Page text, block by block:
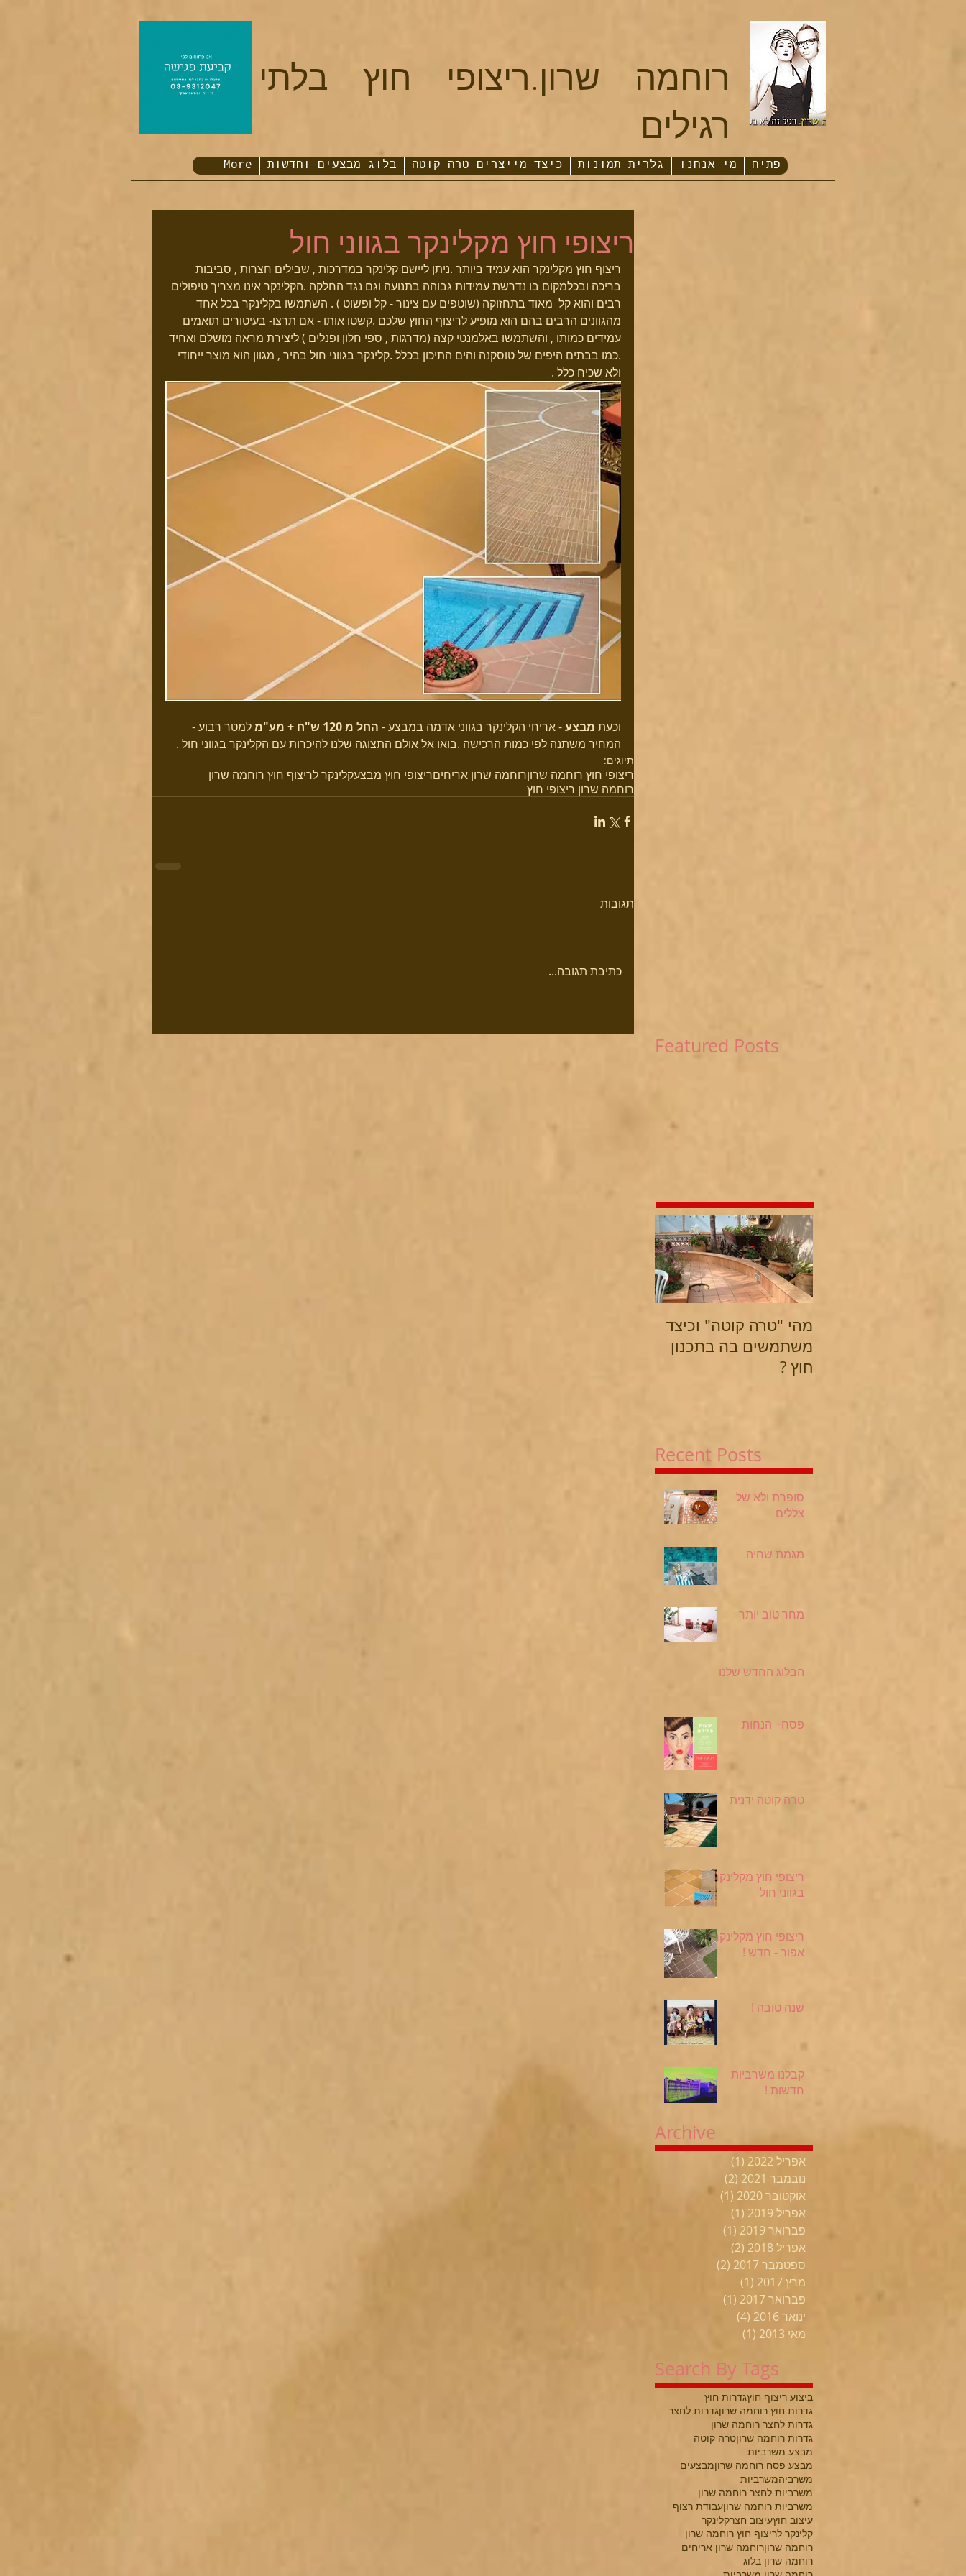
​רוחמה שרון.ריצופי חוץ בלתי
רגילים
פתיח מי אנחנו גלרית תמונות כיצד מייצרים טרה קוטה בלוג מבצעים וחדשות More
ריצופי חוץ מקלינקר בגווני חול
ריצוף חוץ מקלינקר הוא עמיד ביותר .ניתן ליישם קלינקר במדרכות , שבילים חצרות , סביבות
בריכה ובכלמקום בו נדרשת עמידות גבוהה בתנועה וגם נגד החלקה .הקלינקר אינו מצריך טיפולים
רבים והוא קל  מאוד בתחזוקה (שוטפים עם צינור - קל ופשוט ) . השתמשו בקלינקר בכל אחד
מהגוונים הרבים בהם הוא מופיע לריצוף החוץ שלכם .קשטו אותו - אם תרצו- בעיטורים תואמים
עמידים כמותו , והשתמשו באלמנטי קצה (מדרגות , ספי חלון ופנלים ) ליצירת מראה מושלם ואחיד
.כמו בבתים היפים של טוסקנה והים התיכון בכלל .קלינקר בגווני חול בהיר , מגוון הוא מוצר ייחודי
ולא שכיח כלל .
וכעת מבצע - אריחי הקלינקר בגווני אדמה במבצע - החל מ 120 ש"ח + מע"מ
למטר רבוע -
המחיר משתנה לפי כמות הרכישה .בואו אל אולם התצוגה שלנו להיכרות עם הקלינקר בגווני חול .
תיוגים:
ריצופי חוץ רוחמה שרוןרוחמה שרון אריחיםריצופי חוץ מבצעקלינקר לריצוף חוץ רוחמה שרון
רוחמה שרון ריצופי חוץ
תגובות
כתיבת תגובה...
Featured Posts
מהי "טרה קוטה" וכיצד
משתמשים בה בתכנון
חוץ ?
Recent Posts
סופרת ולא של
צללים
מגמת שחיה
מחר טוב יותר
הבלוג החדש שלנו
פסח+ הנחות
טרה קוטה ידנית
ריצופי חוץ מקלינקר
בגווני חול
ריצופי חוץ מקלינקר
אפור - חדש !
שנה טובה !
קבלנו משרביות
חדשות !
Archive
אפריל 2022 (1)
נובמבר 2021
(2)
אוקטובר 2020
(1)
פוסט 1
אפריל 2019
(1)
פברואר 2019
(1)
אפריל 2018
(2)
ספטמבר 2017
(2)
מרץ 2017
(1)
פברואר 2017
(1)
ינואר 2016
(4)
מאי 2013
(1)
Search By Tags
ביצוע ריצוף חוץגדרות חוץ
גדרות חוץ רוחמה שרוןגדרות לחצר
גדרות לחצר רוחמה שרון
גדרות רוחמה שרוןטרה קוטה
מבצע משרביות
מבצע פסח רוחמה שרוןמבצעים
משרביהמשרביות
משרביות לחצר רוחמה שרון
משרביות רוחמה שרוןעבודת רצוף
עיצוב חוץעיצוב חצרקלינקר
קלינקר לריצוף חוץ רוחמה שרון
רוחמה שרוןרוחמה שרון אריחים
רוחמה שרון בלוג